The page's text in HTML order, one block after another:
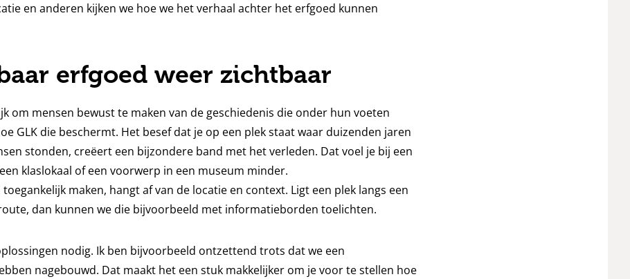
en anderen kijken we hoe we het verhaal achter het erfgoed kunnen
erfgoed weer zichtbaar
om mensen bewust te maken van de geschiedenis die onder hun voeten
GLK die beschermt. Het besef dat je op een plek staat waar duizenden jaren
stonden, creëert een bijzondere band met het verleden. Dat voel je bij een
klaslokaal of een voorwerp in een museum minder.
maken, hangt af van de locatie en context. Ligt een plek langs een
dan kunnen we die bijvoorbeeld met informatieborden toelichten.
nodig. Ik ben bijvoorbeeld ontzettend trots dat we een
nagebouwd. Dat maakt het een stuk makkelijker om je voor te stellen hoe